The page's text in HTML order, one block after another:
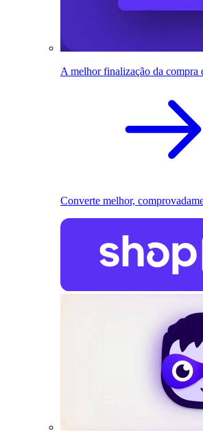
A melhor finalização da compra
Converte melhor,